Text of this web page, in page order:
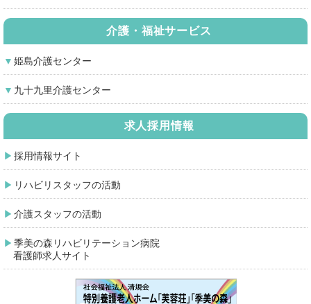
介護・福祉サービス
姫島介護センター
九十九里介護センター
求人採用情報
採用情報サイト
リハビリスタッフの活動
介護スタッフの活動
季美の森リハビリテーション病院
看護師求人サイト